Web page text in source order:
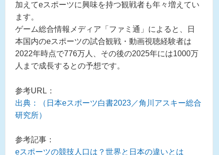
加えてeスポーツに興味を持つ観戦者も年々増えてい
ます。
ゲーム総合情報メディア「ファミ通」によると、日
本国内のeスポーツの試合観戦・動画視聴経験者は
2022年時点で776万人、その後の2025年には1000万
人まで成長するとの予想です。
参考URL：
出典：（日本eスポーツ白書2023／角川アスキー総合
研究所）
参考記事：
eスポーツの競技人口は？世界と日本の違いとは